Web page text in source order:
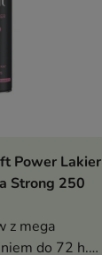
Power Lakier
Strong 250
z mega
do 72 h.